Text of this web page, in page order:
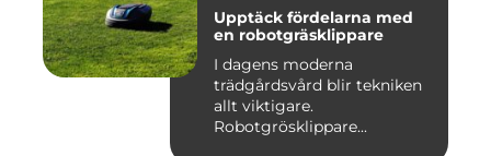
Upptäck fördelarna med
en robotgräsklippare
I dagens moderna
trädgårdsvård blir tekniken
allt viktigare.
Robotgrösklippare...